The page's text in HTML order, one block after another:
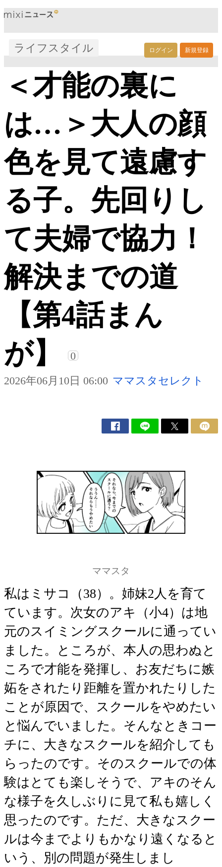
ログイン 新規登録
ライフスタイル
＜才能の裏に
は…＞大人の顔
色を見て遠慮す
る子。先回りし
て夫婦で協力！
解決までの道
【第4話まん
が】
0
2026年06月10日 06:00 ママスタセレクト
ママスタ
私はミサコ（38）。姉妹2人を育て
ています。次女のアキ（小4）は地
元のスイミングスクールに通ってい
ました。ところが、本人の思わぬと
ころで才能を発揮し、お友だちに嫉
妬をされたり距離を置かれたりした
ことが原因で、スクールをやめたい
と悩んでいました。そんなときコー
チに、大きなスクールを紹介しても
らったのです。そのスクールでの体
験はとても楽しそうで、アキのそん
な様子を久しぶりに見て私も嬉しく
思ったのです。ただ、大きなスクー
ルは今までよりもかなり遠くなると
いう、別の問題が発生しまし